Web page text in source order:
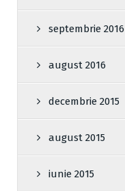
septembrie 2016
august 2016
decembrie 2015
august 2015
iunie 2015